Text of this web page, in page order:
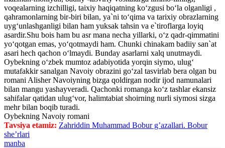
voqealarning izchilligi, taixiy haqiqatning ko‘zgusi bo‘la olganligi ,
qahramonlarning bir-biri bilan, ya`ni to‘qima va tarixiy obrazlarning
uyg‘unlashganligi bilan ham yuksak tahsin va e`tiroflarga loyiq
asardir.Shu bois ham bu asr mana necha yillarki, o‘z qadr-qimmatini
yo‘qotgan emas, yo‘qotmaydi ham. Chunki chinakam badiiy san`at
asari hech qachon o‘lmaydi. Bunday asarlarni xalq unutmaydi.
Oybekning o‘zbek mumtoz adabiyotida yorqin siymo, ulug‘
mutafakkir sanalgan Navoiy obrazini go‘zal tasvirlab bera olgan bu
romani Alisher Navoiyning bizga qoldirgan nodir ijod namunalari
bilan mangu yashayveradi. Qachonki romanga ko‘z tashlar ekansiz
sahifalar qatidan ulug‘vor, halimtabiat shoirning nurli siymosi sizga
mehr bilan boqib turadi.
Oybekning Navoiy romani
Tavsiya etamiz: Zahriddin Muhammad Bobur g’azallari. Bobur
she’rlari
manba